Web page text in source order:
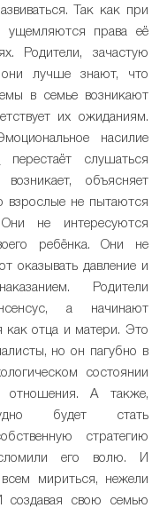
Так как при
ущемляются права её
Родители, зачастую
они лучше знают, что
в семье возникают
их ожиданиям.
насилие
перестаёт слушаться
объясняет
взрослые не пытаются
не интересуются
ребёнка. Они не
оказывать давление и
Родители
а начинают
как отца и матери. Это
но он пагубно в
состоянии
отношения. А также,
будет стать
стратегию
его волю. И
мириться, нежели
создавая свою семью